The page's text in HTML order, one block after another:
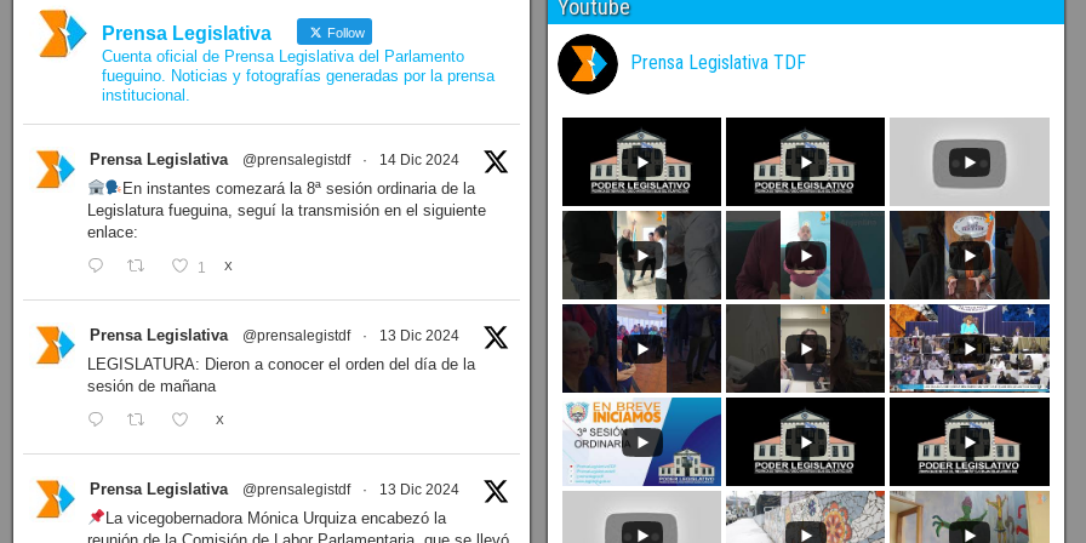
Prensa Legislativa Follow
Cuenta oficial de Prensa Legislativa del Parlamento
fueguino. Noticias y fotografías generadas por la prensa
institucional.
Prensa Legislativa @prensalegistdf · 14 Dic 2024
En instantes comezará la 8ª sesión ordinaria de la
Legislatura fueguina, seguí la transmisión en el siguiente
enlace:
1 X
Prensa Legislativa @prensalegistdf · 13 Dic 2024
LEGISLATURA: Dieron a conocer el orden del día de la
sesión de mañana
X
Prensa Legislativa @prensalegistdf · 13 Dic 2024
La vicegobernadora Mónica Urquiza encabezó la
Youtube
Prensa Legislativa TDF